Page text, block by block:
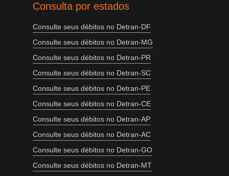
Consulta por estados
Consulte seus débitos no Detran-DF
Consulte seus débitos no Detran-MG
Consulte seus débitos no Detran-PR
Consulte seus débitos no Detran-SC
Consulte seus débitos no Detran-PE
Consulte seus débitos no Detran-CE
Consulte seus débitos no Detran-AP
Consulte seus débitos no Detran-AC
Consulte seus débitos no Detran-GO
Consulte seus débitos no Detran-MT